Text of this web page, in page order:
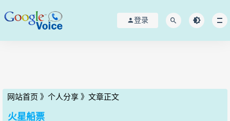
登录
网站首页 》 个人分享 》 文章正文
火星船票